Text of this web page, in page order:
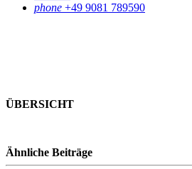
phone +49 9081 789590
ÜBERSICHT
Ähnliche Beiträge